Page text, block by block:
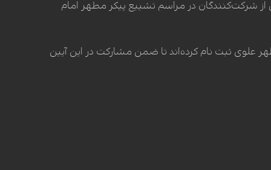
از شرکت‌کنندگان در مراسم تشییع پیکر مطهر امام
پل‌های صدرین تا حرم مطهر علوی ثبت نام کرده‌اند تا ضمن مشارکت در این آیین